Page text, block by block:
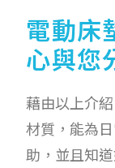
電動床
心與您
藉由以上介
材質，能為
助，並且知